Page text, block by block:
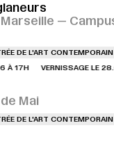
—
DE L'ART CONTEMPORAIN
VERNISSAGE LE
Mai
DE L'ART CONTEMPORAIN